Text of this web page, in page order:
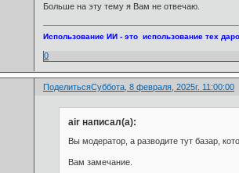
Больше на эту тему я Вам не отвечаю.
Использование ИИ - это использование тех
0
ПоделитьсяСуббота, 8 февраля, 2025г. 11:00:00
air написал(а):
Вы модератор, а разводите тут базар,
Вам замечание.